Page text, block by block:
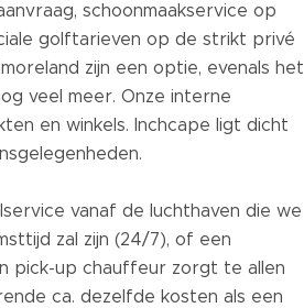
schoonmaakservice op
golftarieven op de strikt privé
zijn een optie, evenals het
veel meer. Onze interne
en winkels. Inchcape ligt dicht
vanaf de luchthaven die we
zal zijn (24/7), of een
pick-up chauffeur zorgt te allen
ca. dezelfde kosten als een